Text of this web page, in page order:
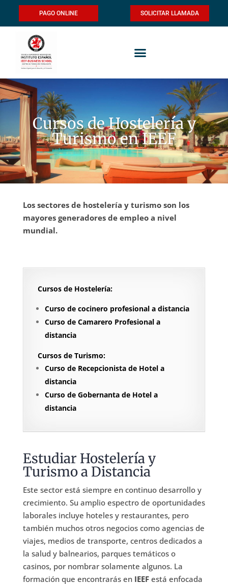
SOLICITAR LLAMADA
PAGO ONLINE
Cursos de Hostelería y
Turismo en IEEF
Los sectores de hostelería y turismo son los
mayores generadores de empleo a nivel
mundial.
Cursos de Hostelería:
Curso de cocinero profesional a distancia
Curso de Camarero Profesional a
distancia
Cursos de Turismo:
Curso de Recepcionista de Hotel a
distancia
Curso de Gobernanta de Hotel a
distancia
Estudiar Hostelería y
Turismo a Distancia
Este sector está siempre en continuo desarrollo y
crecimiento. Su amplio espectro de oportunidades
laborales incluye hoteles y restaurantes, pero
también muchos otros negocios como agencias de
viajes, medios de transporte, centros dedicados a
la salud y balnearios, parques temáticos o
casinos, por nombrar solamente algunos. La
formación que encontrarás en IEEFestá enfocada